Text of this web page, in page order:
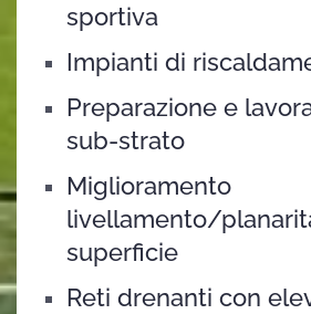
sportiva
Impianti di
Preparazione e
sub-strato
Miglioramento
livellamento/
superficie
Reti drenanti con